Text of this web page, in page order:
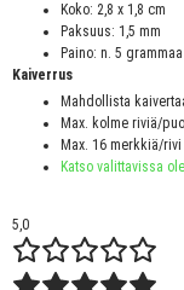
Koko: 2,8 x 1,8 cm
Paksuus: 1,5 mm
Paino: n. 5 grammaa
Kaiverrus
Mahdollista
Max. kolme riviä/
Max. 16 merkkiä/rivi
Katso valittavissa
5,0